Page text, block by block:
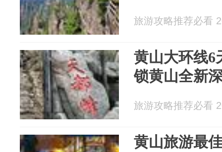
旅游攻略推荐必看
黄山大环线6
锁黄山全新
旅游攻略推荐必看
黄山旅游最